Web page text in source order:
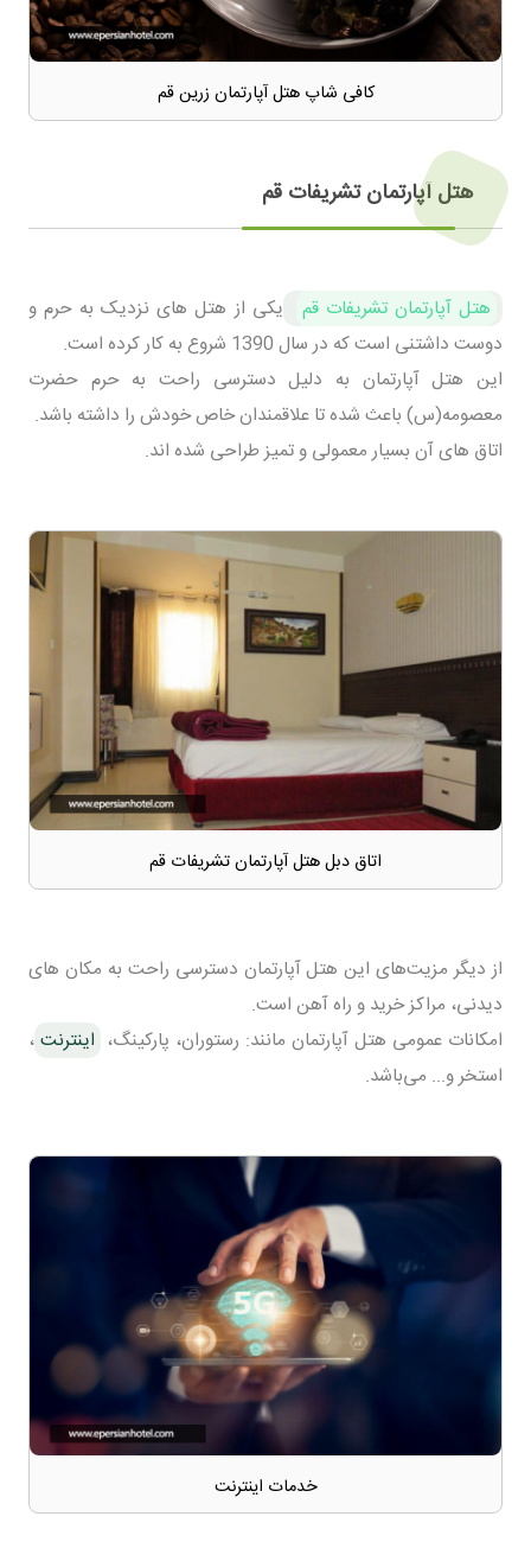
کافی شاپ هتل آپارتمان زرین قم
هتل آپارتمان تشریفات قم
هتل آپارتمان تشریفات قم
یکی از هتل های نزدیک به حرم و
دوست داشتنی است که در سال 1390 شروع به کار کرده است.
این هتل آپارتمان به دلیل دسترسی راحت به حرم حضرت
معصومه(س) باعث شده تا علاقمندان خاص خودش را داشته باشد.
اتاق های آن بسیار معمولی و تمیز طراحی شده اند.
اتاق دبل هتل آپارتمان تشریفات قم
از دیگر مزیت‌های این هتل آپارتمان دسترسی راحت به مکان های
دیدنی، مراکز خرید و راه آهن است.
امکانات عمومی هتل آپارتمان مانند: رستوران، پارکینگ، اینترنت،
استخر و... می‌باشد.
خدمات اینترنت